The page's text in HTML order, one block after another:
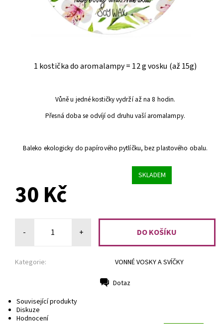
1 kostička do aromalampy = 12 g vosku (až 15g)
Vůně u jedné kostičky vydrží až na 8 hodin.
Přesná doba se odvíjí od druhu vaší aromalampy.
Baleko ekologicky do papírového pytlíčku, bez plastového obalu.
SKLADEM
30 Kč
- +
Kategorie: VONNÉ VOSKY A SVÍČKY
Dotaz
Související produkty
Diskuze
Hodnocení